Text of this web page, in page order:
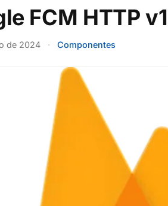
FCM HTTP
de 2024 · Componentes